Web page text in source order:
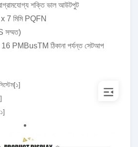
শক্তি ভাল আউটপুট
7 মিমি PQFN
সম্মত)
16 PMBusTM ঠিকানা পর্যন্ত সেটআপ
[১]